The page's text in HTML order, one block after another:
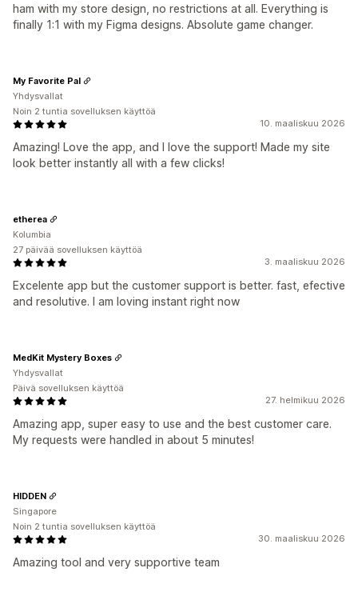
ham with my store design, no restrictions at all. Everything is
finally 1:1 with my Figma designs. Absolute game changer.
10. maaliskuu 2026
Amazing! Love the app, and I love the support! Made my site
look better instantly all with a few clicks!
My Favorite Pal
Yhdysvallat
Noin 2 tuntia sovelluksen käyttöä
3. maaliskuu 2026
Excelente app but the customer support is better. fast, efective
and resolutive. I am loving instant right now
etherea
Kolumbia
27 päivää sovelluksen käyttöä
27. helmikuu 2026
Amazing app, super easy to use and the best customer care.
My requests were handled in about 5 minutes!
MedKit Mystery Boxes
Yhdysvallat
Päivä sovelluksen käyttöä
30. maaliskuu 2026
Amazing tool and very supportive team
HIDDEN
Singapore
Noin 2 tuntia sovelluksen käyttöä